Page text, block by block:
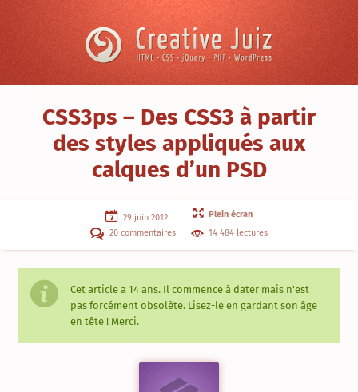
des
calques
CSS3ps – Des CSS3 à partir
des styles appliqués aux
calques d’un PSD
29 juin 2012
Plein écran
20 commentaires
14 484 lectures
Cet article a 14 ans. Il commence à dater mais n'est
pas forcément obsolète. Lisez-le en gardant son âge
en tête ! Merci.